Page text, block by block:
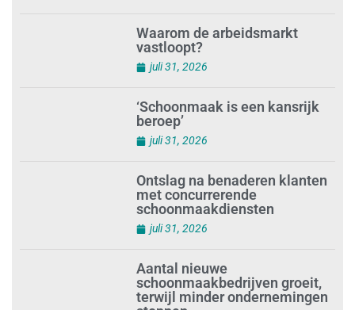
Schoonmaakbedrijven moeten
personeel
augustus 1, 2026
vastloopt?
juli 31, 2026
beroep’
juli 31, 2026